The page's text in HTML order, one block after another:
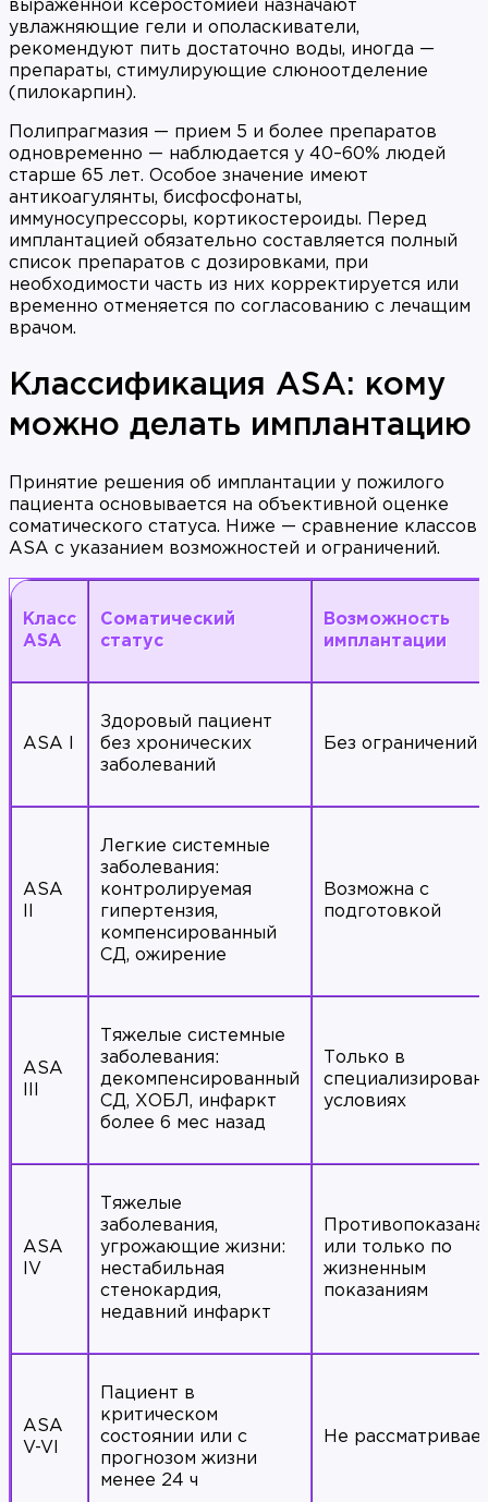
выраженной ксеростомией назначают
увлажняющие гели и ополаскиватели,
рекомендуют пить достаточно воды, иногда —
препараты, стимулирующие слюноотделение
(пилокарпин).
Полипрагмазия — прием 5 и более препаратов
одновременно — наблюдается у 40–60% людей
старше 65 лет. Особое значение имеют
антикоагулянты, бисфосфонаты,
иммуносупрессоры, кортикостероиды. Перед
имплантацией обязательно составляется полный
список препаратов с дозировками, при
необходимости часть из них корректируется или
временно отменяется по согласованию с лечащим
врачом.
Классификация ASA: кому
можно делать имплантацию
Принятие решения об имплантации у пожилого
пациента основывается на объективной оценке
соматического статуса. Ниже — сравнение классов
ASA с указанием возможностей и ограничений.
Класс
ASA
Соматический
статус
Возможность
имплантации
ASA I
Здоровый пациент
без хронических
заболеваний
Без ограничений
ASA
Легкие системные
заболевания:
контролируемая
гипертензия,
компенсированный
СД, ожирение
Возможна с
подготовкой
ASA
Тяжелые системные
заболевания:
декомпенсированный
СД, ХОБЛ, инфаркт
более 6 мес назад
Только в
условиях
ASA
IV
Тяжелые
заболевания,
угрожающие жизни:
нестабильная
стенокардия,
недавний инфаркт
Противопоказана
или только по
жизненным
показаниям
ASA
V-VI
Пациент в
критическом
состоянии или с
прогнозом жизни
менее 24 ч
Не